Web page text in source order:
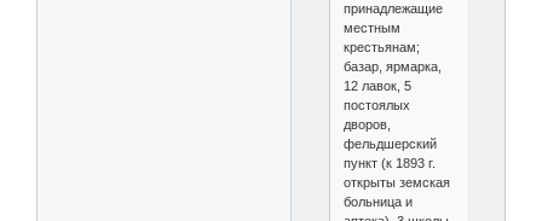
принадлежащие
местным
крестьянам;
базар, ярмарка,
12 лавок, 5
постоялых
дворов,
фельдшерский
пункт (к 1893 г.
открыты земская
больница и